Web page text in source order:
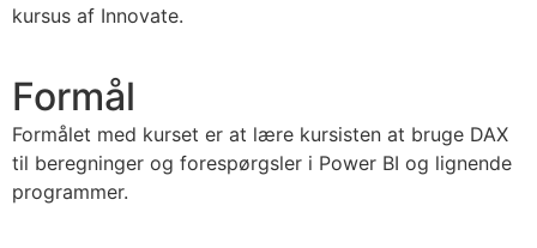
kursus af Innovate.
Formål
Formålet med kurset er at lære kursisten at bruge DAX
til beregninger og forespørgsler i Power BI og lignende
programmer.